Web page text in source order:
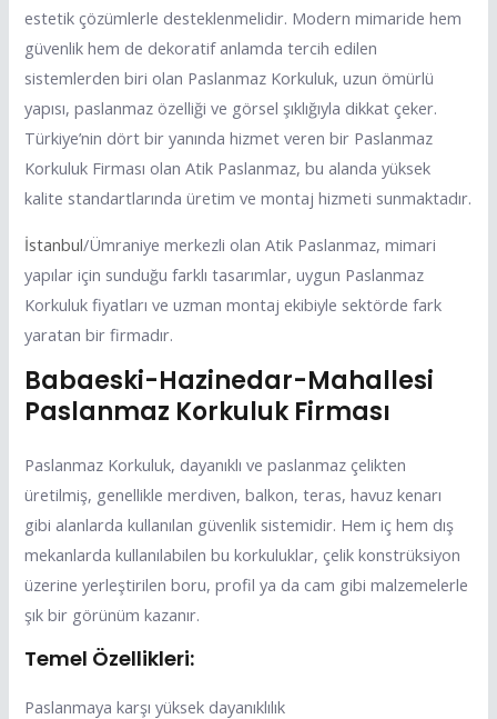
estetik çözümlerle desteklenmelidir. Modern mimaride hem
güvenlik hem de dekoratif anlamda tercih edilen
sistemlerden biri olan Paslanmaz Korkuluk, uzun ömürlü
yapısı, paslanmaz özelliği ve görsel şıklığıyla dikkat çeker.
Türkiye’nin dört bir yanında hizmet veren bir Paslanmaz
Korkuluk Firması olan Atik Paslanmaz, bu alanda yüksek
kalite standartlarında üretim ve montaj hizmeti sunmaktadır.
İstanbul/Ümraniye merkezli olan Atik Paslanmaz, mimari
yapılar için sunduğu farklı tasarımlar, uygun Paslanmaz
Korkuluk fiyatları ve uzman montaj ekibiyle sektörde fark
yaratan bir firmadır.
Babaeski-Hazinedar-Mahallesi
Paslanmaz Korkuluk Firması
Paslanmaz Korkuluk, dayanıklı ve paslanmaz çelikten
üretilmiş, genellikle merdiven, balkon, teras, havuz kenarı
gibi alanlarda kullanılan güvenlik sistemidir. Hem iç hem dış
mekanlarda kullanılabilen bu korkuluklar, çelik konstrüksiyon
üzerine yerleştirilen boru, profil ya da cam gibi malzemelerle
şık bir görünüm kazanır.
Temel Özellikleri:
Paslanmaya karşı yüksek dayanıklılık